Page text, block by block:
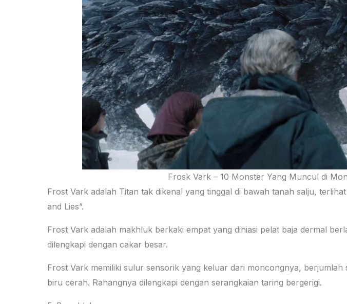
Frosk Vark – 10 Monster Yang Muncul di
Frost Vark adalah Titan tak dikenal yang tinggal di bawah tanah salju,
and Lies”.
Frost Vark adalah makhluk berkaki empat yang dihiasi pelat baja dermal
dilengkapi dengan cakar besar.
Frost Vark memiliki sulur sensorik yang keluar dari moncongnya,
biru cerah. Rahangnya dilengkapi dengan serangkaian taring bergerigi.